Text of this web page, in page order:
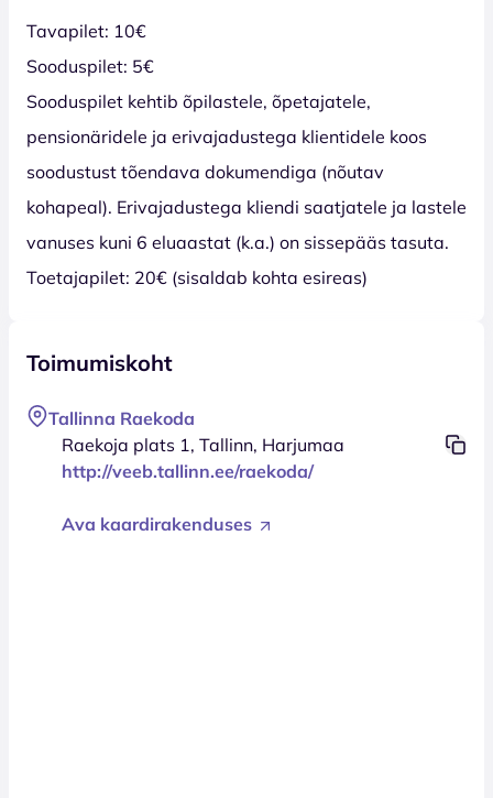
Tavapilet: 10€
Sooduspilet: 5€
Sooduspilet kehtib õpilastele, õpetajatele,
pensionäridele ja erivajadustega klientidele koos
soodustust tõendava dokumendiga (nõutav
kohapeal). Erivajadustega kliendi saatjatele ja lastele
vanuses kuni 6 eluaastat (k.a.) on sissepääs tasuta.
Toetajapilet: 20€ (sisaldab kohta esireas)
Toimumiskoht
Tallinna Raekoda
Raekoja plats 1, Tallinn, Harjumaa
http://veeb.tallinn.ee/raekoda/
Ava kaardirakenduses